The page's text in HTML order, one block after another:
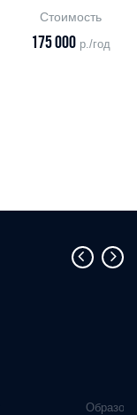
Стоимость
175 000 р./год